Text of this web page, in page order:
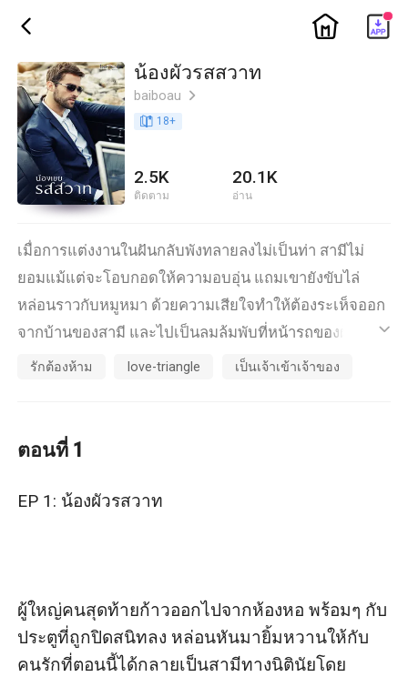
ic_back ic_home
น้องผัวรสสวาท
baiboau ic_arrow_right
book_age 18+
2.5K
ติดตาม
20.1K
อ่าน
เมื่อการแต่งงานในฝันกลับพังทลายลงไม่เป็นท่า สามีไม่
ยอมแม้แต่จะโอบกอดให้ความอบอุ่น แถมเขายังขับไล่
หล่อนราวกับหมูหมา ด้วยความเสียใจทำให้ต้องระเห็จออก
จากบ้านของสามี และไปเป็นลมล้มพับที่หน้ารถของผู้ชาย
คนหนึ่ง ผู้ชายที่มาเปลี่ยนชีวิตของหล่อนให้ซ่านเสียวอย่าง
ic_default
รักต้องห้าม love-triangle เป็นเจ้าเข้าเจ้าของ
ตอนที่ 1
EP 1: น้องผัวรสวาท
ผู้ใหญ่คนสุดท้ายก้าวออกไปจากห้องหอ พร้อมๆ กับ
ประตูที่ถูกปิดสนิทลง หล่อนหันมายิ้มหวานให้กับ
คนรักที่ตอนนี้ได้กลายเป็นสามีทางนิตินัยโดย